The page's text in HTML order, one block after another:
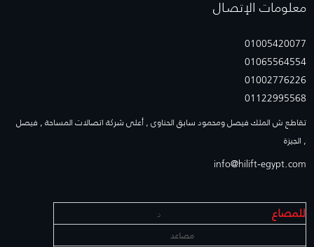
معلومات الإتصـال
01005420077
01065564554
01002776226
01122995568
تقاطع ش الملك فيصل ومحمود سابق الحناوى , أعلى شركة اتصالات المساحة , فيصل
, الجيزة
info@hilift-egypt.com
للمصاع
د
مصاعد